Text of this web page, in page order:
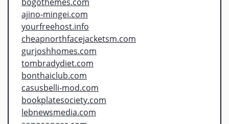
ajino-mingei.com
yourfreehost.info
cheapnorthfacejacketsm.com
gurjoshhomes.com
tombradydiet.com
bonthaiclub.com
casusbelli-mod.com
bookplatesociety.com
lebnewsmedia.com